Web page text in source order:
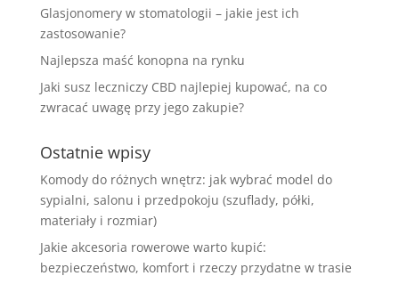
Glasjonomery w stomatologii – jakie jest ich
zastosowanie?
Najlepsza maść konopna na rynku
Jaki susz leczniczy CBD najlepiej kupować, na co
zwracać uwagę przy jego zakupie?
Ostatnie wpisy
Komody do różnych wnętrz: jak wybrać model do
sypialni, salonu i przedpokoju (szuflady, półki,
materiały i rozmiar)
Jakie akcesoria rowerowe warto kupić:
bezpieczeństwo, komfort i rzeczy przydatne w trasie